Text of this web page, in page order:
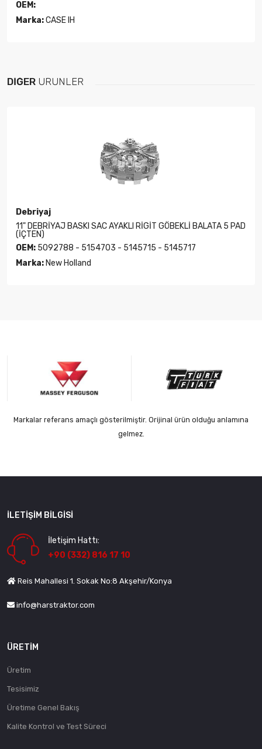
OEM:
Marka:CASE IH
DIĞER ÜRÜNLER
Debriyaj
11" DEBRİYAJ BASKI SAC AYAKLI RİGİT GÖBEKLİ BALATA 5 PAD
(İÇTEN)
OEM: 5092788 - 5154703 - 5145715 - 5145717
Marka: New Holland
Markalar referans amaçlı gösterilmiştir. Orijinal ürün olduğu anlamına
gelmez.
İLETIŞIM BILGISI
İletişim Hattı:
+90 (332) 816 17 10
Reis Mahallesi 1. Sokak No:8 Akşehir/Konya
info@harstraktor.com
ÜRETIM
Üretim
Tesisimiz
Üretime Genel Bakış
Kalite Kontrol ve Test Süreci